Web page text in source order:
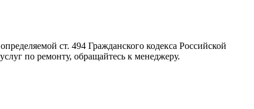
ст. 494 Гражданского кодекса Российской
по ремонту, обращайтесь к менеджеру.